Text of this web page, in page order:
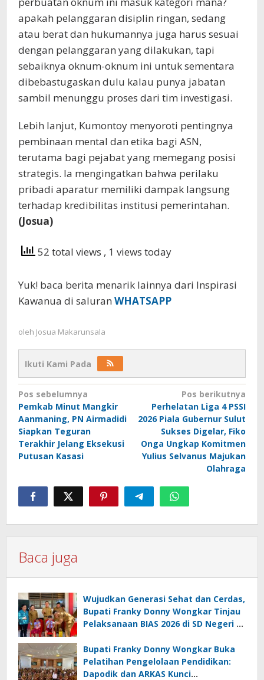
apakah pelanggaran disiplin ringan, sedang
atau berat dan hukumannya juga harus sesuai
dengan pelanggaran yang dilakukan, tapi
sebaiknya oknum-oknum ini untuk sementara
dibebastugaskan dulu kalau punya jabatan
sambil menunggu proses dari tim investigasi.
Lebih lanjut, Kumontoy menyoroti pentingnya
pembinaan mental dan etika bagi ASN,
terutama bagi pejabat yang memegang posisi
strategis. Ia mengingatkan bahwa perilaku
pribadi aparatur memiliki dampak langsung
terhadap kredibilitas institusi pemerintahan.
(Josua)
52 total views , 1 views today
Yuk! baca berita menarik lainnya dari Inspirasi
Kawanua di saluran WHATSAPP
oleh Josua Makarunsala
Ikuti Kami Pada
Navigasi
pos
Pos sebelumnya
Pemkab Minut Mangkir
Aanmaning, PN Airmadidi
Siapkan Teguran
Terakhir Jelang Eksekusi
Putusan Kasasi
Pos berikutnya
Perhelatan Liga 4 PSSI
2026 Piala Gubernur Sulut
Sukses Digelar, Fiko
Onga Ungkap Komitmen
Yulius Selvanus Majukan
Olahraga
Baca juga
Wujudkan Generasi Sehat dan Cerdas,
Bupati Franky Donny Wongkar Tinjau
Pelaksanaan BIAS 2026 di SD Negeri 2
Bupati Franky Donny Wongkar Buka
Pelatihan Pengelolaan Pendidikan:
Dapodik dan ARKAS Kunci